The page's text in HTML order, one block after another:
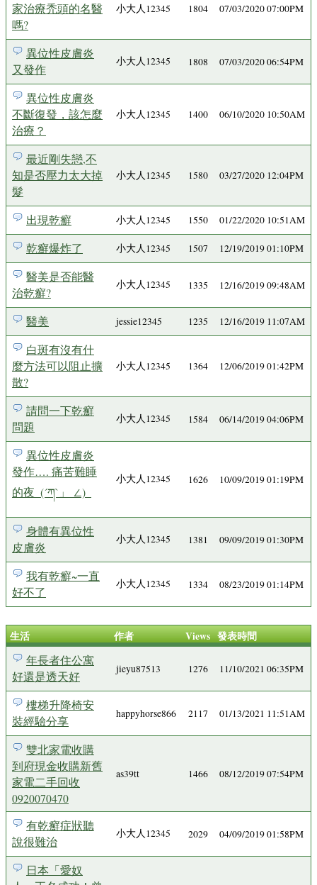
家治療禿頭的名醫
嗎?
小大人12345 1804 07/03/2020 07:00PM
異位性皮膚炎
又發作
小大人12345 1808 07/03/2020 06:54PM
異位性皮膚炎
不斷復發，該怎麼
治療？
小大人12345 1400 06/10/2020 10:50AM
最近剛失戀,不
知是否壓力太大掉
髮
小大人12345 1580 03/27/2020 12:04PM
出現乾癬 小大人12345 1550 01/22/2020 10:51AM
乾癬爆炸了 小大人12345 1507 12/19/2019 01:10PM
醫美是否能醫
治乾癬?
小大人12345 1335 12/16/2019 09:48AM
醫美 jessie12345 1235 12/16/2019 11:07AM
白斑有沒有什
麼方法可以阻止擴
散?
小大人12345 1364 12/06/2019 01:42PM
請問一下乾癬
問題
小大人12345 1584 06/14/2019 04:06PM
異位性皮膚炎
發作…. 痛苦難睡
的夜_(´ཀ`」 ∠)_
小大人12345 1626 10/09/2019 01:19PM
身體有異位性
皮膚炎
小大人12345 1381 09/09/2019 01:30PM
我有乾癬~一直
好不了
小大人12345 1334 08/23/2019 01:14PM
生活 作者 Views 發表時間
年長者住公寓
好還是透天好
jieyu87513 1276 11/10/2021 06:35PM
樓梯升降椅安
裝經驗分享
happyhorse866 2117 01/13/2021 11:51AM
雙北家電收購
到府現金收購新舊
家電二手回收
0920070470
as39tt 1466 08/12/2019 07:54PM
有乾癬症狀聽
說很難治
小大人12345 2029 04/09/2019 01:58PM
日本「愛奴